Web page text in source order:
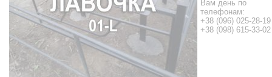
Вам день по
телефонам:
+38 (096) 025-28-19
+38 (098) 615-33-02